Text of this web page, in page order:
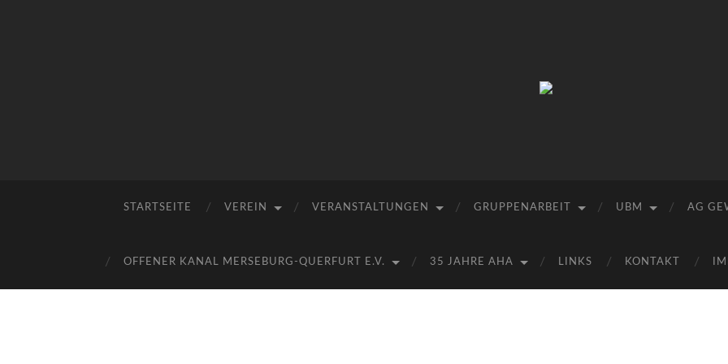
e.V.
STARTSEITE VEREIN VERANSTALTUNGEN GRUPPENARBEIT UBM AG
OFFENER KANAL MERSEBURG-QUERFURT E.V. 35 JAHRE AHA LINKS KONTAKT